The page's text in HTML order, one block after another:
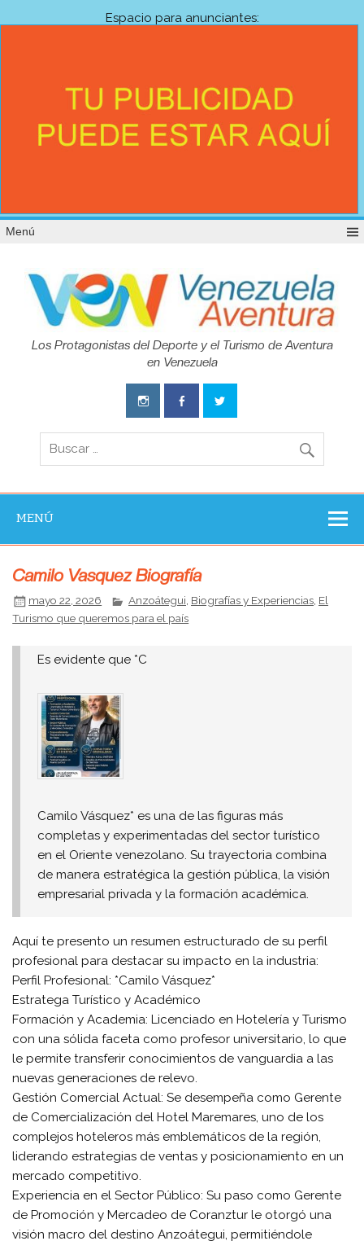
Espacio para anunciantes:
Menú
Venezuela
Experience
Los Protagonistas del Deporte y el Turismo de Aventura
en Venezuela
MENÚ
Camilo Vasquez Biografía
mayo 22, 2026 Anzoátegui, Biografías y Experiencias, El
Turismo que queremos para el país
Es evidente que *C
Camilo Vásquez* es una de las figuras más
completas y experimentadas del sector turístico
en el Oriente venezolano. Su trayectoria combina
de manera estratégica la gestión pública, la visión
empresarial privada y la formación académica.
​Aquí te presento un resumen estructurado de su perfil
profesional para destacar su impacto en la industria:
​Perfil Profesional: *Camilo Vásquez*
​Estratega Turístico y Académico
​Formación y Academia: Licenciado en Hotelería y Turismo
con una sólida faceta como profesor universitario, lo que
le permite transferir conocimientos de vanguardia a las
nuevas generaciones de relevo.
​Gestión Comercial Actual: Se desempeña como Gerente
de Comercialización del Hotel Maremares, uno de los
complejos hoteleros más emblemáticos de la región,
liderando estrategias de ventas y posicionamiento en un
mercado competitivo.
​Experiencia en el Sector Público: Su paso como Gerente
de Promoción y Mercadeo de Coranztur le otorgó una
visión macro del destino Anzoátegui, permitiéndole